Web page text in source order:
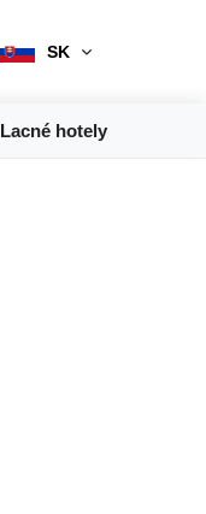
SK
Lacné hotely